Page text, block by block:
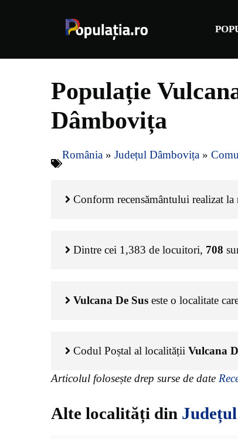
Populație
Dâmbovița
România » Județul Dâmbovița »
Conform recensământului realizat
Dintre cei 1,383 de locuitori, 708
Vulcana De Sus este o localitate
Codul Poștal al localității Vulcana
Articolul folosește drep surse de date
Alte localități din